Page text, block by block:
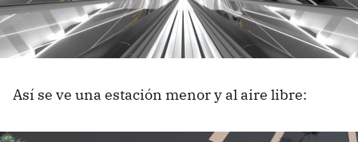
Así se ve una estación menor y al aire libre: